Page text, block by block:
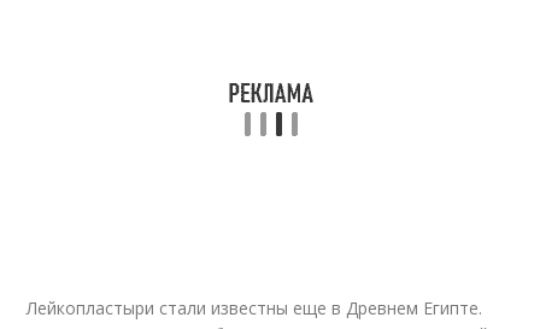
Лейкопластыри стали известны еще в Древнем Египте.